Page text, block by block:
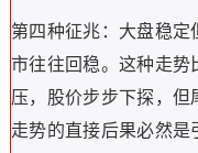
第四种征兆：大盘稳定
市往往回稳。这种走势
压，股价步步下探，但
走势的直接后果必然